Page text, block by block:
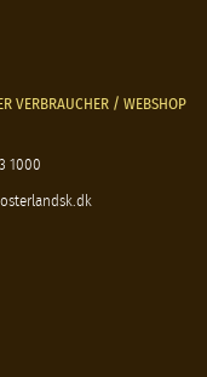
VERBRAUCHER / WEBSHOP
1000